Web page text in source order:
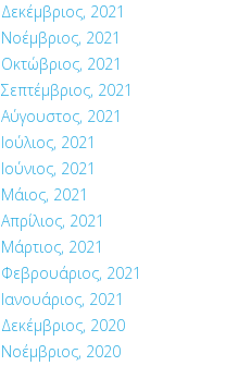
Δεκέμβριος, 2021
Νοέμβριος, 2021
Οκτώβριος, 2021
Σεπτέμβριος, 2021
Αύγουστος, 2021
Ιούλιος, 2021
Ιούνιος, 2021
Μάιος, 2021
Απρίλιος, 2021
Μάρτιος, 2021
Φεβρουάριος, 2021
Ιανουάριος, 2021
Δεκέμβριος, 2020
Νοέμβριος, 2020